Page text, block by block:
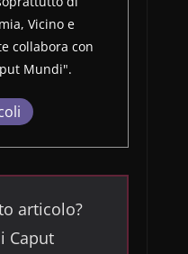
Vicino e
collabora con
Mundi".
articolo?
Caput